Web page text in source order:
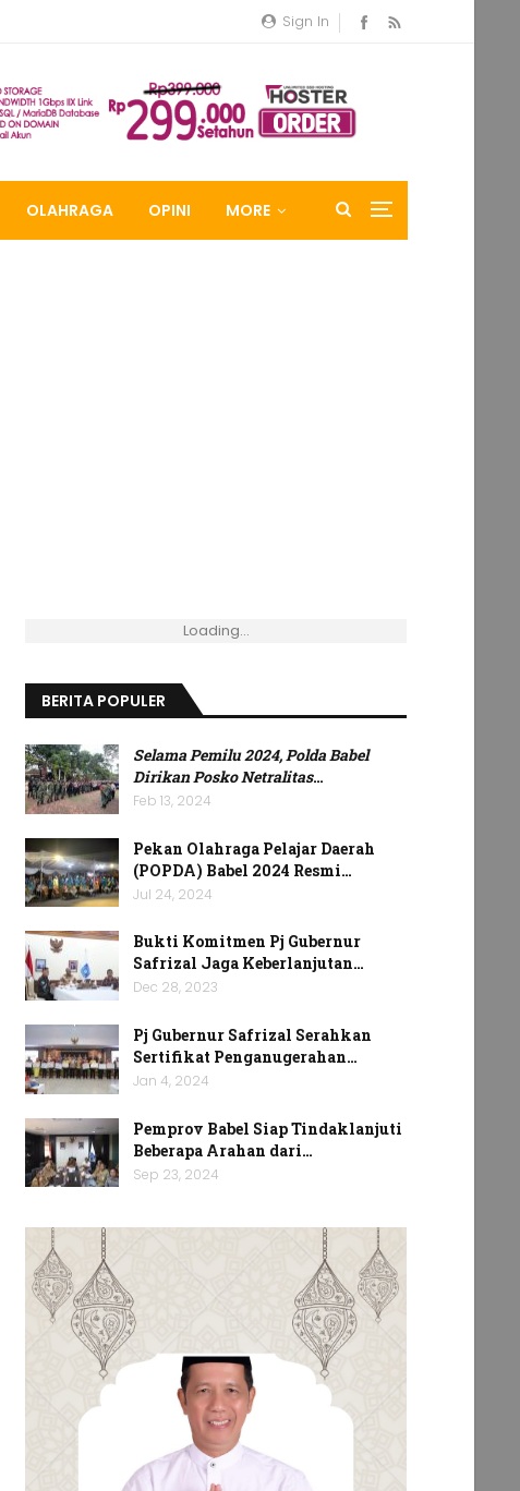
Sign In
OLAHRAGA OPINI MORE
Loading...
BERITA POPULER
Selama Pemilu 2024, Polda Babel
Dirikan Posko Netralitas…
Feb 13, 2024
Pekan Olahraga Pelajar Daerah
(POPDA) Babel 2024 Resmi…
Jul 24, 2024
Bukti Komitmen Pj Gubernur
Safrizal Jaga Keberlanjutan…
Dec 28, 2023
Pj Gubernur Safrizal Serahkan
Sertifikat Penganugerahan…
Jan 4, 2024
Pemprov Babel Siap Tindaklanjuti
Beberapa Arahan dari…
Sep 23, 2024